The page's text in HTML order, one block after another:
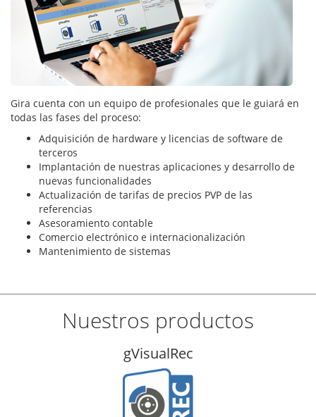
Gira cuenta con un equipo de profesionales que le guiará en
todas las fases del proceso:
Adquisición de hardware y licencias de software de
terceros
Implantación de nuestras aplicaciones y desarrollo de
nuevas funcionalidades
Actualización de tarifas de precios PVP de las
referencias
Asesoramiento contable
Comercio electrónico e internacionalización
Mantenimiento de sistemas
Nuestros productos